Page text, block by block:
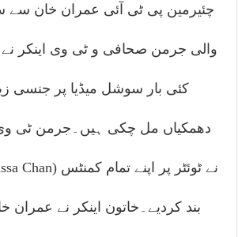
چئیرمین پی ٹی آئی عمران خان
والی جرمن صحافی و ٹی وی اینکر نے
کئی بار سوشل میڈیا پر جنسی
دھمکیاں مل چکی ہیں۔جرمن ٹی وی
بند کردیے۔خاتون اینکر نے عمران